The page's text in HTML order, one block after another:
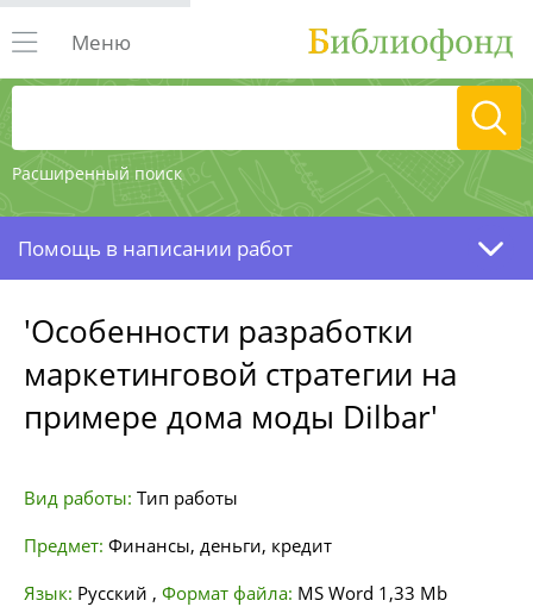
Расширенный поиск
Меню
Помощь в написании работ
'Особенности разработки
маркетинговой стратегии на
примере дома моды Dilbar'
Вид работы: Тип работы
Предмет: Финансы, деньги, кредит
Язык: Русский , Формат файла: MS Word 1,33 Mb